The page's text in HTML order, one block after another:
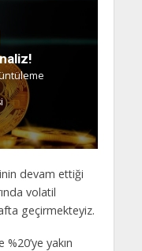
devam ettiği
volatil
geçirmekteyiz.
yakın